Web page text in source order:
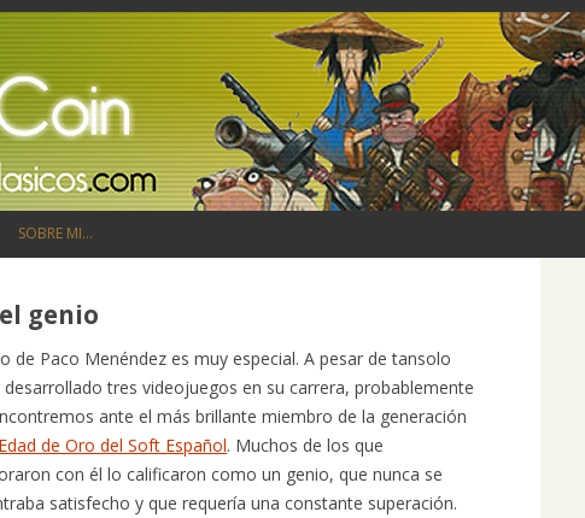
SOBRE MI…
genio
de Paco Menéndez es muy especial. A pesar de tansolo
desarrollado tres videojuegos en su carrera, probablemente
ante el más brillante miembro de la generación
Edad de Oro del Soft Español. Muchos de los que
con él lo calificaron como un genio, que nunca se
satisfecho y que requería una constante superación.